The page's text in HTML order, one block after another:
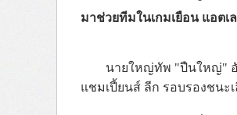
มาช่วยทีมในเกมเยือน แอต
นายใหญ่ทัพ "ปืนใหญ่" อั
แชมเปี้ยนส์ ลีก รอบรองชนะ